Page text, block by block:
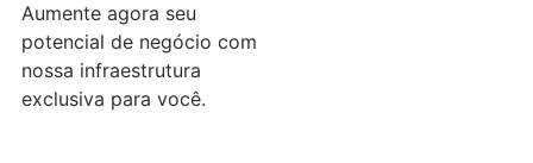
Aumente agora seu
potencial de negócio com
nossa infraestrutura
exclusiva para você.